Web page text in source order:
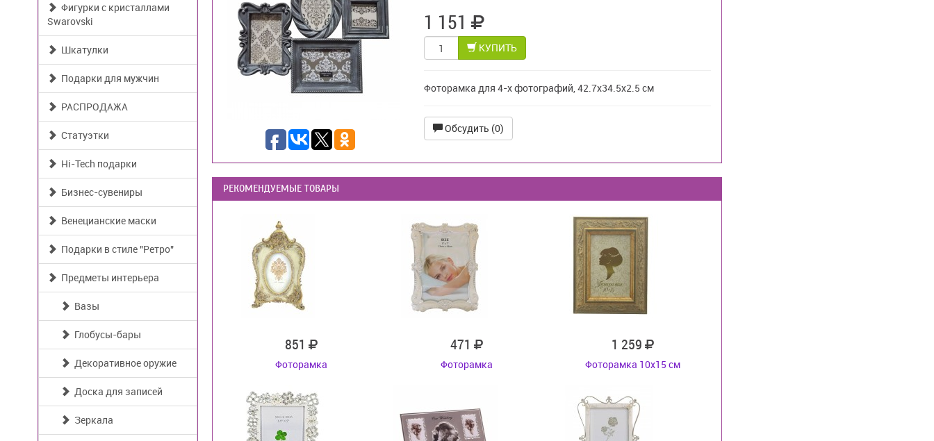
Фигурки с кристаллами
Swarovski
Шкатулки
Подарки для мужчин
РАСПРОДАЖА
Статуэтки
Hi-Tech подарки
Бизнес-сувениры
Венецианские маски
Подарки в стиле "Ретро"
Предметы интерьера
Вазы
Глобусы-бары
Декоративное оружие
Доска для записей
Зеркала
1 151
КУПИТЬ
Фоторамка для 4-х фотографий, 42.7х34.5х2.5 см
Обсудить (0)
РЕКОМЕНДУЕМЫЕ ТОВАРЫ
851
Фоторамка
471
Фоторамка
1 259
Фоторамка 10х15 см